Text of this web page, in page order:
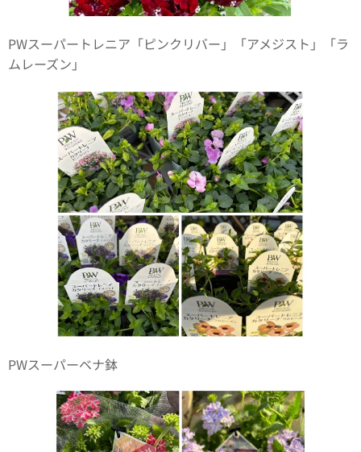
PWスーパートレニア「ピンクリバー」「アメジスト」「ラ
ムレーズン」
PWスーパーベナ鉢